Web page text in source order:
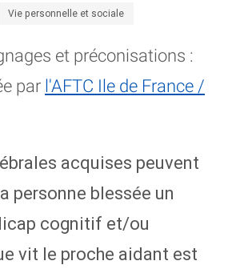
Vie personnelle et sociale
et préconisations :
par l'AFTC Ile de France /
acquises peuvent
personne blessée un
cognitif et/ou
vit le proche aidant est